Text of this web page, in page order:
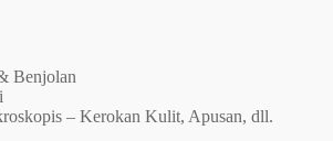
Benjolan
– Kerokan Kulit, Apusan, dll.